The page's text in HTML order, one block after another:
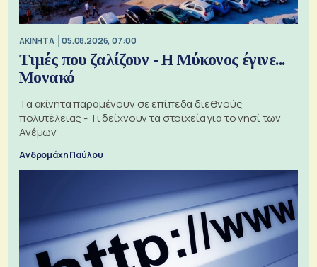
ΑΚΙΝΗΤΑ 05.08.2026, 07:00
Τιμές που ζαλίζουν - Η Μύκονος έγινε...
Μονακό
Τα ακίνητα παραμένουν σε επίπεδα διεθνούς
πολυτέλειας - Τι δείχνουν τα στοιχεία για το νησί των
Ανέμων
Ανδρομάχη Παύλου